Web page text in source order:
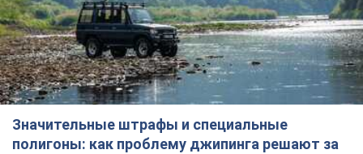
Значительные штрафы и специальные
полигоны: как проблему джипинга решают за